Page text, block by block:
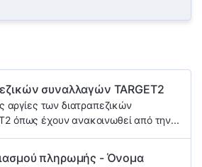
συναλλαγών TARGET2
αργίες των διατραπεζικών
όπως έχουν ανακοινωθεί από την...
πληρωμής - Όνομα